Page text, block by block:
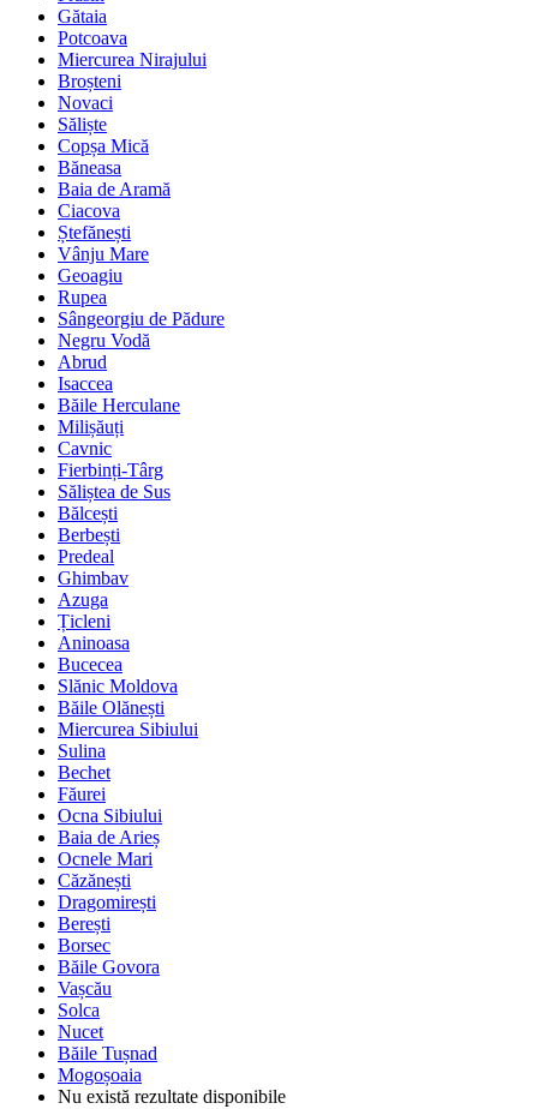
Gătaia
Potcoava
Miercurea Nirajului
Broșteni
Novaci
Săliște
Copșa Mică
Băneasa
Baia de Aramă
Ciacova
Ștefănești
Vânju Mare
Geoagiu
Rupea
Sângeorgiu de Pădure
Negru Vodă
Abrud
Isaccea
Băile Herculane
Milișăuți
Cavnic
Fierbinți-Târg
Săliștea de Sus
Bălcești
Berbești
Predeal
Ghimbav
Azuga
Țicleni
Aninoasa
Bucecea
Slănic Moldova
Băile Olănești
Miercurea Sibiului
Sulina
Bechet
Făurei
Ocna Sibiului
Baia de Arieș
Ocnele Mari
Căzănești
Dragomirești
Berești
Borsec
Băile Govora
Vașcău
Solca
Nucet
Băile Tușnad
Mogoșoaia
Nu există rezultate disponibile